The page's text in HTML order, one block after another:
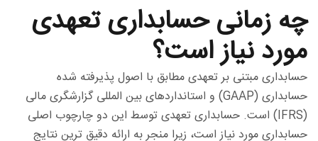
چه زمانی حسابداری تعهدی
مورد نیاز است؟
حسابداری مبتنی بر تعهدی مطابق با اصول پذیرفته شده
حسابداری (GAAP) و استانداردهای بین المللی گزارشگری مالی
(IFRS) است. حسابداری تعهدی توسط این دو چارچوب اصلی
حسابداری مورد نیاز است، زیرا منجر به ارائه دقیق ترین نتایج